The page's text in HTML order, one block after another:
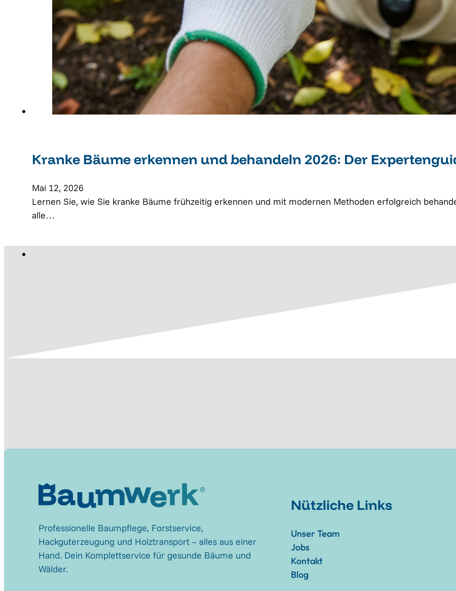
Kranke Bäume erkennen und behandeln 2026: Der
Mai 12, 2026
Lernen Sie, wie Sie kranke Bäume frühzeitig erkennen und mit modernen Methoden erfolgreich
alle…
Professionelle Baumpflege, Forstservice,
Hackguterzeugung und Holztransport – alles aus einer
Hand. Dein Komplettservice für gesunde Bäume und
Wälder.
Nützliche Links
Unser Team
Jobs
Kontakt
Blog